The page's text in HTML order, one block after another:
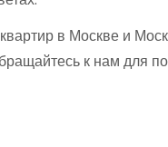
в Москве и
к нам для